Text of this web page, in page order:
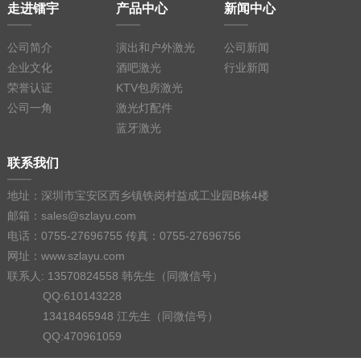
走进镭宇
公司简介
企业文化
荣誉认证
公司一角
产品中心
演出和户外激光
酒吧激光
KTV包房激光
激光灯配件
蓝牙激光
新闻中心
公司新闻
行业新闻
联系我们
地址：深圳市宝安区西乡镇铁岗村益成工业园B栋4楼
邮箱：sales@szlayu.com
电话：0755-27696755 传真：0755-27696756
网址：www.szlayu.com
联系人: 13570824558 韩先生（同微信号）
QQ:610143228
13418465948 江先生（同微信号）
QQ:470961059